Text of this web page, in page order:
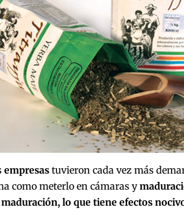
empresastuvieron cada vez más
como meterlo en cámaras y
lo que tiene efectos